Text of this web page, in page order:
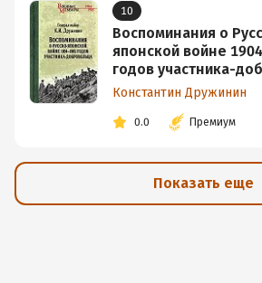
10
Воспоминания о
японской войне
годов участника-
Константин Дружинин
0.0 Премиум
Показать еще